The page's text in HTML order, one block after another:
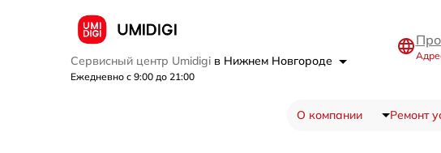
Сервисный центр Umidigi в Нижнем Новгороде
Ежедневно с 9:00 до 21:00
О компании Ремонт